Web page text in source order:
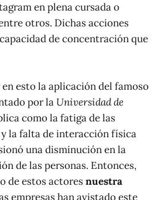
en plena cursada o
otros. Dichas acciones
de concentración que
esto la aplicación del famoso
por la Universidad de
como la fatiga de las
la falta de interacción física
una disminución en la
de las personas. Entonces,
de estos actoresnuestra
empresas han avistado este